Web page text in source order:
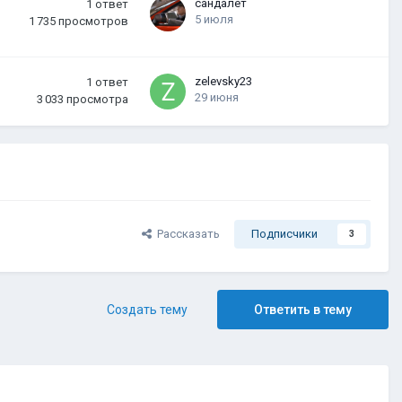
1 ответ
1 735 просмотров
сандалет
5 июля
1 ответ
3 033 просмотра
zelevsky23
29 июня
Рассказать Подписчики 3
Ответить в тему
Создать тему